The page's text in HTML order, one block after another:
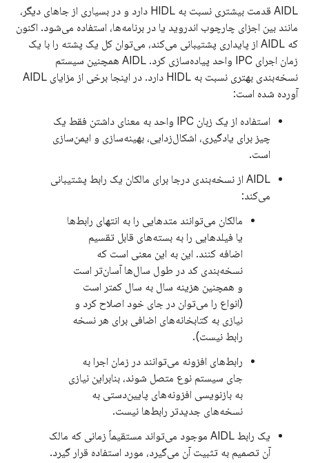
AIDL قدمت بیشتری نسبت به HIDL دارد و در بسیاری از جاهای دیگر،
مانند بین اجزای چارچوب اندروید یا در برنامه‌ها، استفاده می‌شود. اکنون
که AIDL از پایداری پشتیبانی می‌کند، می‌توان کل یک پشته را با یک
زمان اجرای IPC واحد پیاده‌سازی کرد. AIDL همچنین سیستم
نسخه‌بندی بهتری نسبت به HIDL دارد. در اینجا برخی از مزایای AIDL
آورده شده است:
استفاده از یک زبان IPC واحد به معنای داشتن فقط یک
چیز برای یادگیری، اشکال‌زدایی، بهینه‌سازی و ایمن‌سازی
است.
AIDL از نسخه‌بندی درجا برای مالکان یک رابط پشتیبانی
می‌کند:
مالکان می‌توانند متدهایی را به انتهای رابط‌ها
یا فیلدهایی را به بسته‌های قابل تقسیم
اضافه کنند. این به این معنی است که
نسخه‌بندی کد در طول سال‌ها آسان‌تر است
و همچنین هزینه سال به سال کمتر است
(انواع را می‌توان در جای خود اصلاح کرد و
نیازی به کتابخانه‌های اضافی برای هر نسخه
رابط نیست).
رابط‌های افزونه می‌توانند در زمان اجرا به
جای سیستم نوع متصل شوند، بنابراین نیازی
به بازنویسی افزونه‌های پایین‌دستی به
نسخه‌های جدیدتر رابط‌ها نیست.
یک رابط AIDL موجود می‌تواند مستقیماً زمانی که مالک
آن تصمیم به تثبیت آن می‌گیرد، مورد استفاده قرار گیرد.